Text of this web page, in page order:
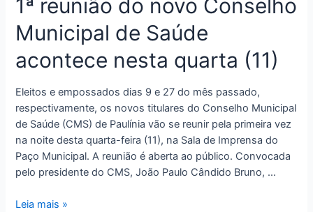
1ª reunião do novo Conselho
Municipal de Saúde
acontece nesta quarta (11)
Eleitos e empossados dias 9 e 27 do mês passado,
respectivamente, os novos titulares do Conselho Municipal
de Saúde (CMS) de Paulínia vão se reunir pela primeira vez
na noite desta quarta-feira (11), na Sala de Imprensa do
Paço Municipal. A reunião é aberta ao público. Convocada
pelo presidente do CMS, João Paulo Cândido Bruno, …
Leia mais »